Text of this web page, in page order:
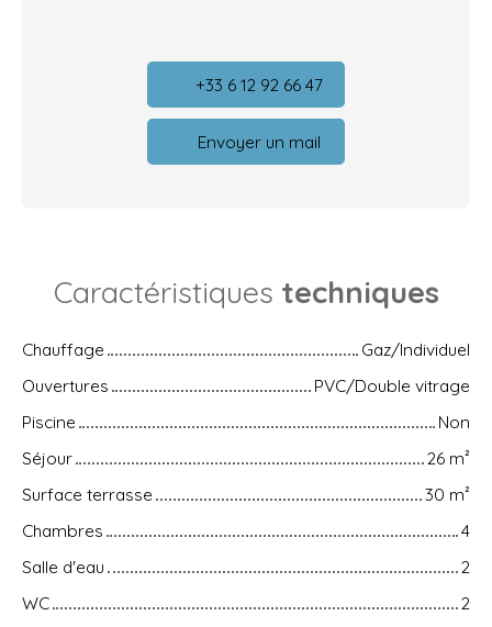
+33 6 12 92 66 47
Envoyer un mail
Caractéristiques techniques
Chauffage
Gaz/Individuel
Ouvertures
PVC/Double vitrage
Piscine
Non
Séjour
26 m²
Surface terrasse
30 m²
Chambres
4
Salle d'eau
2
WC
2